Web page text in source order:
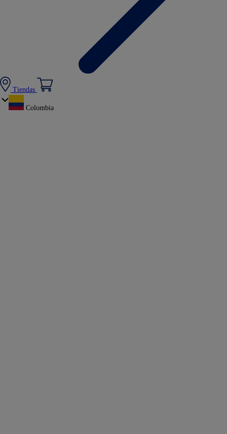
Tiendas
Colombia